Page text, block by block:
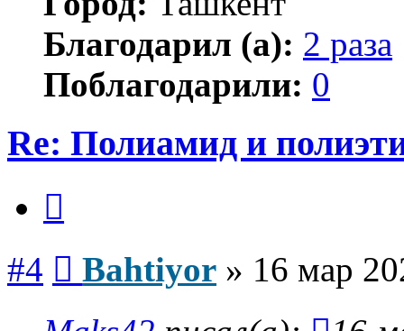
Благодарил (а): 2 раза
Поблагодарили: 0
Re: Полиамид и
#4 Bahtiyor » 16 мар